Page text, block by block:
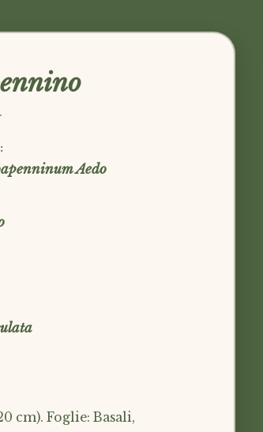
Aedo
cm). Foglie: Basali,